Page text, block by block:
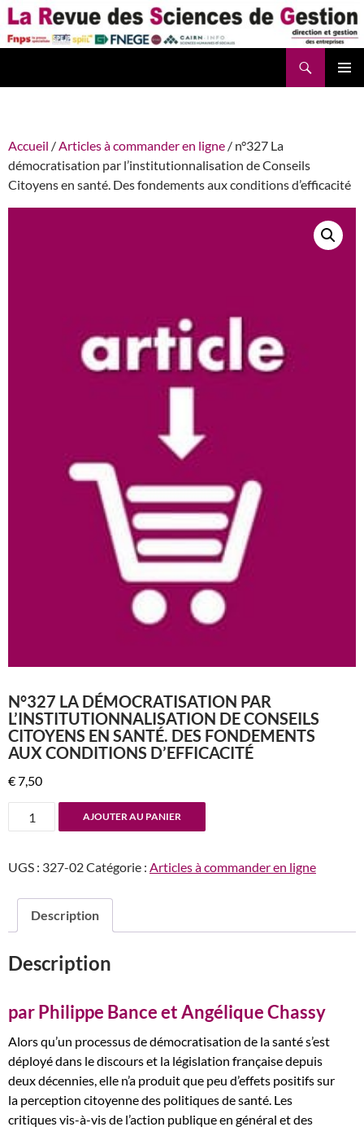
Aller
au
contenu
Accueil /Articles à commander en ligne / n°327 La
démocratisation par l’institutionnalisation de Conseils
Citoyens en santé. Des fondements aux conditions d’efficacité
N°327 LA DÉMOCRATISATION PAR
L’INSTITUTIONNALISATION DE CONSEILS
CITOYENS EN SANTÉ. DES FONDEMENTS
AUX CONDITIONS D’EFFICACITÉ
€7,50
quantité
de
La
l’institutionnalisation
Conseils
en
santé.
Des
fondements
aux
conditions
d’efficacité
AJOUTER AU PANIER
UGS : 327-02Catégorie : Articles à commander en ligne
Description
Description
par Philippe Bance et Angélique Chassy
Alors qu’un processus de démocratisation de la santé s’est
déployé dans le discours et la législation française depuis
deux décennies, elle n’a produit que peu d’effets positifs sur
la perception citoyenne des politiques de santé. Les
critiques vis-à-vis de l’action publique en général et des